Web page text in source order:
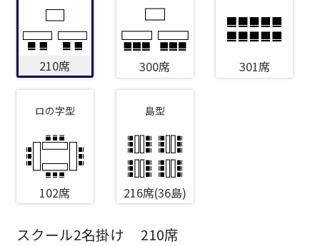
210席 300席 301席
ロの字型
102席
島型
216席(36島)
スクール2名掛け 210席